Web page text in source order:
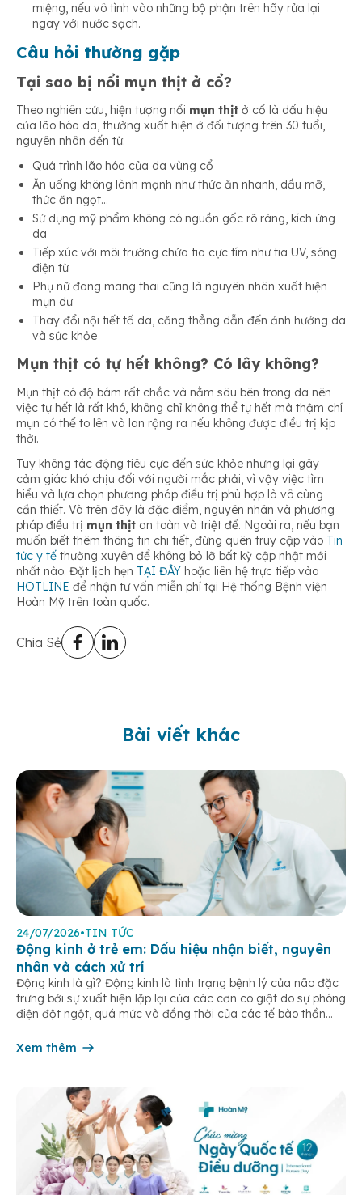
miệng, nếu vô tình vào những bộ phận trên hãy rửa lại
ngay với nước sạch.
Câu hỏi thường gặp
Tại sao bị nổi mụn thịt ở cổ?
Theo nghiên cứu, hiện tượng nổi mụn thịt ở cổ là dấu hiệu
của lão hóa da, thường xuất hiện ở đối tượng trên 30 tuổi,
nguyên nhân đến từ:
Quá trình lão hóa của da vùng cổ
Ăn uống không lành mạnh như thức ăn nhanh, dầu mỡ,
thức ăn ngọt…
Sử dụng mỹ phẩm không có nguồn gốc rõ ràng, kích ứng
da
Tiếp xúc với môi trường chứa tia cực tím như tia UV, sóng
điện từ
Phụ nữ đang mang thai cũng là nguyên nhân xuất hiện
mụn dư
Thay đổi nội tiết tố da, căng thẳng dẫn đến ảnh hưởng da
và sức khỏe
Mụn thịt có tự hết không? Có lây không?
Mụn thịt có độ bám rất chắc và nằm sâu bên trong da nên
việc tự hết là rất khó, không chỉ không thể tự hết mà thậm chí
mụn có thể to lên và lan rộng ra nếu không được điều trị kịp
thời.
Tuy không tác động tiêu cực đến sức khỏe nhưng lại gây
cảm giác khó chịu đối với người mắc phải, vì vậy việc tìm
hiểu và lựa chọn phương pháp điều trị phù hợp là vô cùng
cần thiết. Và trên đây là đặc điểm, nguyên nhân và phương
pháp điều trị mụn thịt an toàn và triệt để. Ngoài ra, nếu bạn
muốn biết thêm thông tin chi tiết, đừng quên truy cập vào Tin
tức y tế thường xuyên để không bỏ lỡ bất kỳ cập nhật mới
nhất nào. Đặt lịch hẹn TẠI ĐÂY hoặc liên hệ trực tiếp vào
HOTLINE để nhận tư vấn miễn phí tại Hệ thống Bệnh viện
Hoàn Mỹ trên toàn quốc.
Chia Sẻ
Bài viết khác
24/07/2026•TIN TỨC
Động kinh ở trẻ em: Dấu hiệu nhận biết, nguyên
nhân và cách xử trí
Động kinh là gì? Động kinh là tình trạng bệnh lý của não đặc
trưng bởi sự xuất hiện lặp lại của các cơn co giật do sự phóng
điện đột ngột, quá mức và đồng thời của các tế bào thần
Xem thêm